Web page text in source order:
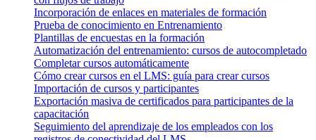
Incorporación de enlaces en materiales de formación
Prueba de conocimiento en Entrenamiento
Plantillas de encuestas en la formación
Automatización del entrenamiento: cursos de autocompletado
Completar cursos automáticamente
Cómo crear cursos en el LMS: guía para crear cursos
Importación de cursos y participantes
Exportación masiva de certificados para participantes de la
capacitación
Seguimiento del aprendizaje de los empleados con los